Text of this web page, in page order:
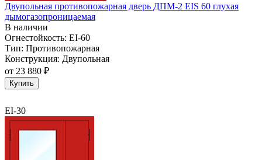
Двупольная противопожарная дверь ДПМ-2 EIS 60 глухая
дымогазопроницаемая
В наличии
Огнестойкость: EI-60
Тип: Противопожарная
Конструкция: Двупольная
от 23 880 ₽
Купить
EI-30